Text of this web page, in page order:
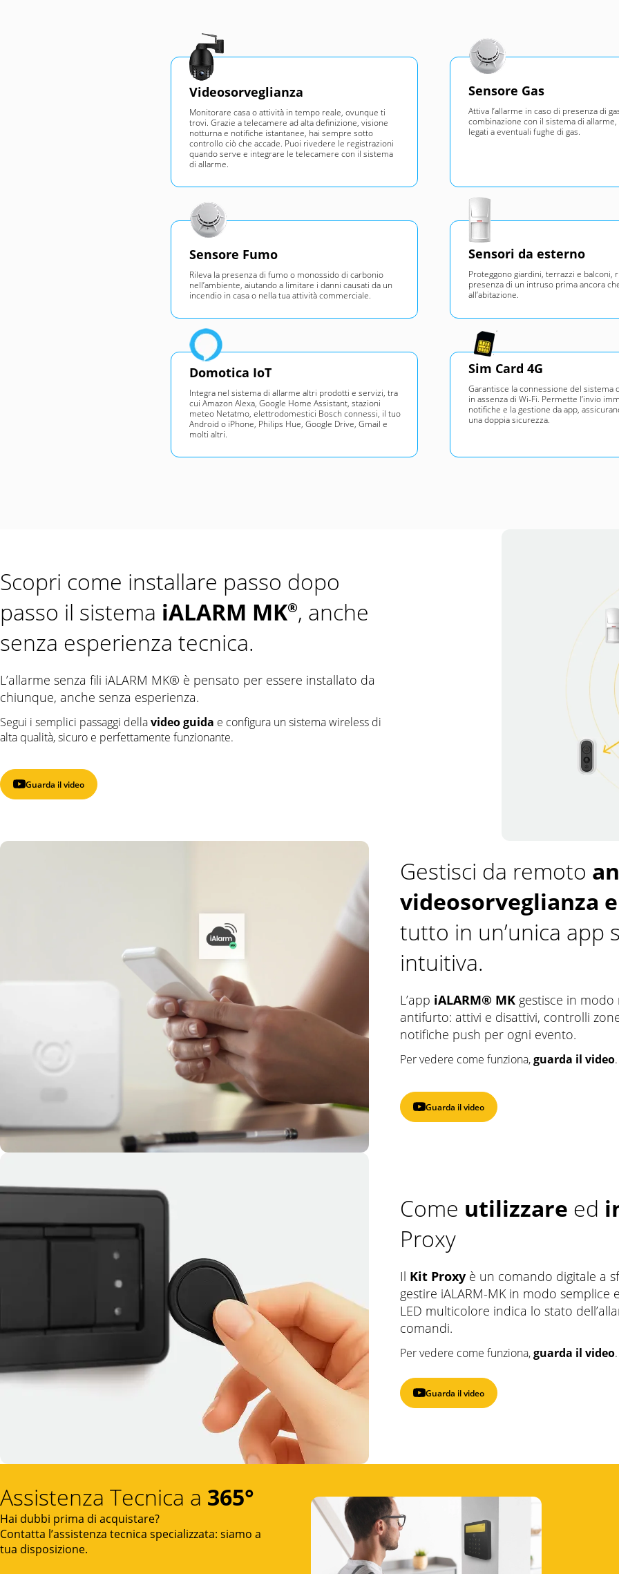
Videosorveglianza
Monitorare casa o attività in tempo reale, ovunque ti
trovi. Grazie a telecamere ad alta definizione, visione
notturna e notifiche istantanee, hai sempre sotto
controllo ciò che accade. Puoi rivedere le registrazioni
quando serve e integrare le telecamere con il sistema
di allarme.
Sensore Gas
Attiva l’allarme in caso di presenza di
combinazione con il sistema di
legati a eventuali fughe di gas.
Sensore Fumo
Rileva la presenza di fumo o monossido di carbonio
nell’ambiente, aiutando a limitare i danni causati da un
incendio in casa o nella tua attività commerciale.
Sensori da esterno
Proteggono giardini, terrazzi e balconi,
presenza di un intruso prima ancora
all’abitazione.
Domotica IoT
Integra nel sistema di allarme altri prodotti e servizi, tra
cui Amazon Alexa, Google Home Assistant, stazioni
meteo Netatmo, elettrodomestici Bosch connessi, il tuo
Android o iPhone, Philips Hue, Google Drive, Gmail e
molti altri.
Sim Card 4G
Garantisce la connessione del sistema
in assenza di Wi-Fi. Permette l’invio
notifiche e la gestione da app,
una doppia sicurezza.
Scopri come installare passo dopo
passo il sistema iALARM MK®, anche
senza esperienza tecnica.
L’allarme senza fili iALARM MK® è pensato per essere installato da
chiunque, anche senza esperienza.
Segui i semplici passaggi dellavideo guida e configura un sistema wireless di
alta qualità, sicuro e perfettamente funzionante.
Guarda il video
Gestisci da remoto
videosorveglianza
tutto in un’unica app
intuitiva.
L’app iALARM® MK gestisce in
antifurto: attivi e disattivi, controlli
notifiche push per ogni evento.
Per vedere come funziona,guarda il video.
Guarda il video
Come utilizzare ed
Proxy
Il Kit Proxy è un comando digitale a
gestire iALARM-MK in modo semplice
LED multicolore indica lo stato
comandi.
Per vedere come funziona,guarda il video.
Guarda il video
Assistenza Tecnica a 365°
Hai dubbi prima di acquistare?
Contatta l’assistenza tecnica specializzata: siamo a
tua disposizione.